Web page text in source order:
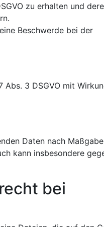
zu erhalten und
Beschwerde bei der
Abs. 3 DSGVO mit
Daten nach
kann insbesondere
bei